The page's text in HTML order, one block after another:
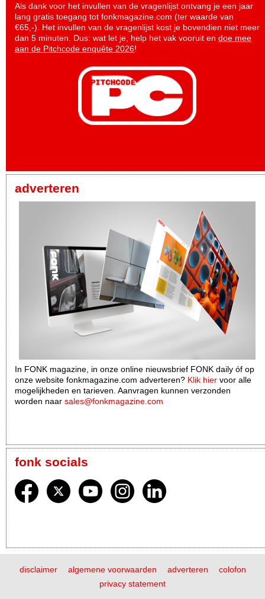
Als dank voor het invullen van de vragenlijst ontvang je een jaar
lang gratis toegang tot fonkmagazine.com (ter waarde van
€65,-). Het invullen van de vragenlijst kost je bovendien niet meer
dan 5 minuten. Dus: wat let je, help het vak vooruit en doe mee
aan de Pitchcode enquête 2026!
adverteren
In FONK magazine, in onze online nieuwsbrief FONK daily óf op
onze website fonkmagazine.com adverteren? Klik hier voor alle
mogelijkheden en tarieven. Aanvragen kunnen verzonden
worden naar sales@fonkmagazine.com
fonk socials
disclaimer algemene voorwaarden adverteren
colofon
privacy statement